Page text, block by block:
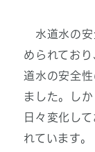
水道水の安
められてお
道水の安全
ました。し
日々変化し
れています。